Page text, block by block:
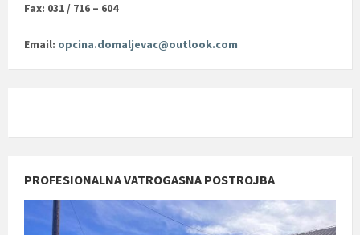
Fax: 031 / 716 – 604
Email: opcina.domaljevac@outlook.com
PROFESIONALNA VATROGASNA POSTROJBA